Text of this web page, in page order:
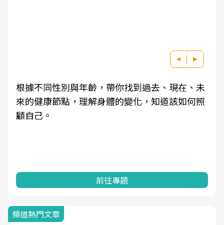
根據不同性別與年齡，帶你找到過去、現在、未
來的健康節點，理解身體的變化，知道該如何照
顧自己。
前往專題
頻道熱門文章